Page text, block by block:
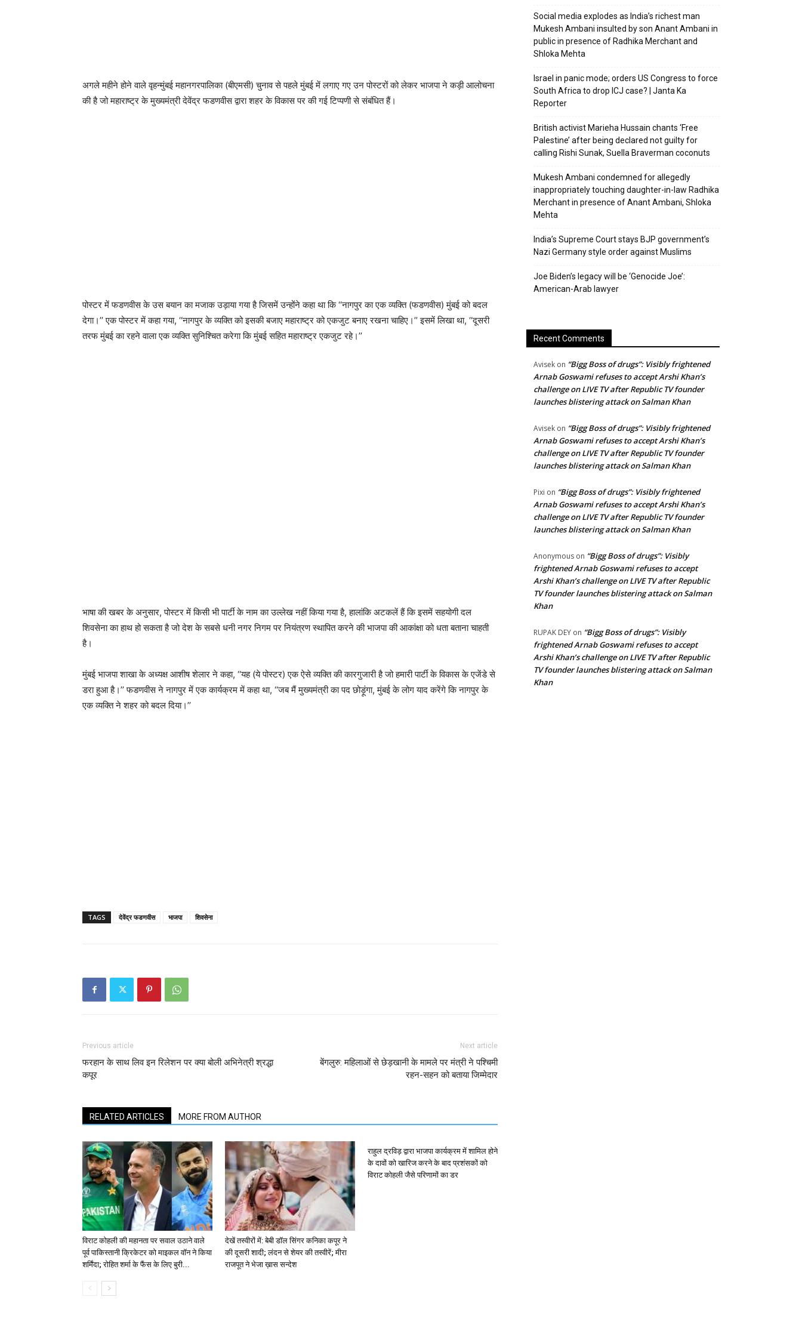
अगले महीने होने वाले वृहन्मुंबई महानगरपालिका (बीएमसी) चुनाव से पहले मुंबई में लगाए गए उन पोस्टरों को लेकर भाजपा ने कड़ी आलोचना
की है जो महाराष्ट्र के मुख्यमंत्री देवेंद्र फडणवीस द्वारा शहर के विकास पर की गई टिप्पणी से संबंधित हैं।
पोस्टर में फडणवीस के उस बयान का मजाक उड़ाया गया है जिसमें उन्होंने कहा था कि ‘‘नागपुर का एक व्यक्ति (फडणवीस) मुंबई को बदल
देगा।’’ एक पोस्टर में कहा गया, ‘‘नागपुर के व्यक्ति को इसकी बजाए महाराष्ट्र को एकजुट बनाए रखना चाहिए।’’ इसमें लिखा था, ‘‘दूसरी
तरफ मुंबई का रहने वाला एक व्यक्ति सुनिश्चित करेगा कि मुंबई सहित महाराष्ट्र एकजुट रहे।’’
भाषा की खबर के अनुसार, पोस्टर में किसी भी पार्टी के नाम का उल्लेख नहीं किया गया है, हालांकि अटकलें हैं कि इसमें सहयोगी दल
शिवसेना का हाथ हो सकता है जो देश के सबसे धनी नगर निगम पर नियंत्रण स्थापित करने की भाजपा की आकांक्षा को धता बताना चाहती
है।
मुंबई भाजपा शाखा के अध्यक्ष आशीष शेलार ने कहा, ‘‘यह (ये पोस्टर) एक ऐसे व्यक्ति की कारगुजारी है जो हमारी पार्टी के विकास के एजेंडे से
डरा हुआ है।’’ फडणवीस ने नागपुर में एक कार्यक्रम में कहा था, ‘‘जब मैं मुख्यमंत्री का पद छोड़ूंगा, मुंबई के लोग याद करेंगे कि नागपुर के
एक व्यक्ति ने शहर को बदल दिया।’’
TAGS देवेंद्र फडणवीस भाजपा शिवसेना
Previous article
फरहान के साथ लिव इन रिलेशन पर क्या बोली अभिनेत्री श्रद्धा
कपूर
Next article
बेंगलुरु: महिलाओं से छेड़खानी के मामले पर मंत्री ने पश्चिमी
रहन-सहन को बताया जिम्मेदार
RELATED ARTICLES MORE FROM AUTHOR
विराट कोहली की महानता पर सवाल उठाने वाले
पूर्व पाकिस्तानी क्रिकेटर को माइकल वॉन ने किया
शर्मिंदा; रोहित शर्मा के फैंस के लिए बुरी...
देखें तस्वीरों में: बेबी डॉल सिंगर कनिका कपूर ने
की दूसरी शादी; लंदन से शेयर की तस्वीरें; मीरा
राजपूत ने भेजा ख़ास सन्देश
राहुल द्रविड़ द्वारा भाजपा कार्यक्रम में शामिल होने
के दावों को खारिज करने के बाद प्रशंसकों को
विराट कोहली जैसे परिणामों का डर
Social media explodes as India’s richest man
Mukesh Ambani insulted by son Anant Ambani in
public in presence of Radhika Merchant and
Shloka Mehta
Israel in panic mode; orders US Congress to force
South Africa to drop ICJ case? | Janta Ka
Reporter
British activist Marieha Hussain chants ‘Free
Palestine’ after being declared not guilty for
calling Rishi Sunak, Suella Braverman coconuts
Mukesh Ambani condemned for allegedly
inappropriately touching daughter-in-law Radhika
Merchant in presence of Anant Ambani, Shloka
Mehta
India’s Supreme Court stays BJP government’s
Nazi Germany style order against Muslims
Joe Biden’s legacy will be ‘Genocide Joe’:
American-Arab lawyer
Recent Comments
Avisek on “Bigg Boss of drugs”: Visibly frightened
Arnab Goswami refuses to accept Arshi Khan’s
challenge on LIVE TV after Republic TV founder
launches blistering attack on Salman Khan
Avisek on “Bigg Boss of drugs”: Visibly frightened
Arnab Goswami refuses to accept Arshi Khan’s
challenge on LIVE TV after Republic TV founder
launches blistering attack on Salman Khan
Pixi on “Bigg Boss of drugs”: Visibly frightened
Arnab Goswami refuses to accept Arshi Khan’s
challenge on LIVE TV after Republic TV founder
launches blistering attack on Salman Khan
Anonymous on “Bigg Boss of drugs”: Visibly
frightened Arnab Goswami refuses to accept
Arshi Khan’s challenge on LIVE TV after Republic
TV founder launches blistering attack on Salman
Khan
RUPAK DEY on “Bigg Boss of drugs”: Visibly
frightened Arnab Goswami refuses to accept
Arshi Khan’s challenge on LIVE TV after Republic
TV founder launches blistering attack on Salman
Khan